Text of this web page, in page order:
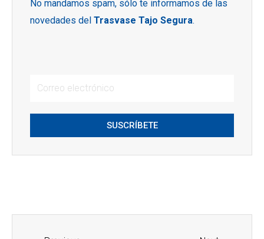
No mandamos spam, sólo te informamos de las
novedades del Trasvase Tajo Segura.
SUSCRÍBETE